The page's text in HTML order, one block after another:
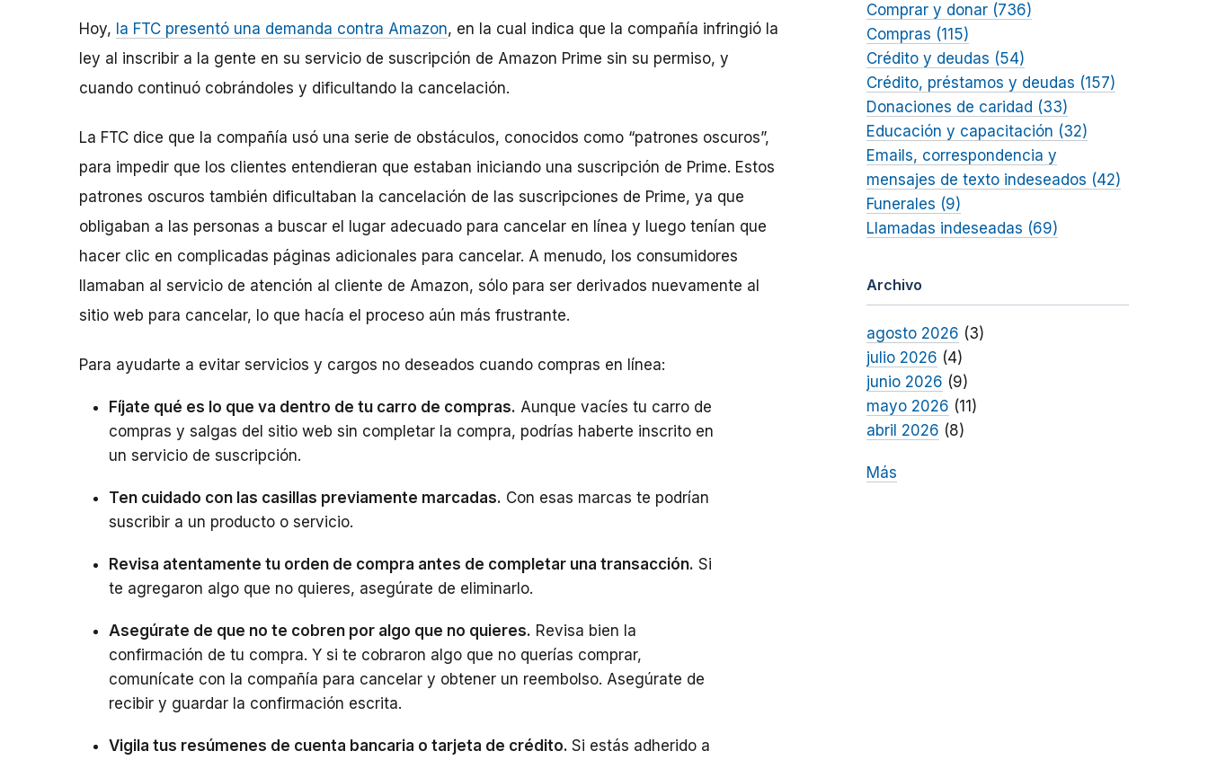
Hoy, la FTC presentó una demanda contra Amazon, en la cual indica que la compañía infringió la
ley al inscribir a la gente en su servicio de suscripción de Amazon Prime sin su permiso, y
cuando continuó cobrándoles y dificultando la cancelación.
La FTC dice que la compañía usó una serie de obstáculos, conocidos como “patrones oscuros”,
para impedir que los clientes entendieran que estaban iniciando una suscripción de Prime. Estos
patrones oscuros también dificultaban la cancelación de las suscripciones de Prime, ya que
obligaban a las personas a buscar el lugar adecuado para cancelar en línea y luego tenían que
hacer clic en complicadas páginas adicionales para cancelar. A menudo, los consumidores
llamaban al servicio de atención al cliente de Amazon, sólo para ser derivados nuevamente al
sitio web para cancelar, lo que hacía el proceso aún más frustrante.
Para ayudarte a evitar servicios y cargos no deseados cuando compras en línea:
Fíjate qué es lo que va dentro de tu carro de compras. Aunque vacíes tu carro de
compras y salgas del sitio web sin completar la compra, podrías haberte inscrito en
un servicio de suscripción.
Ten cuidado con las casillas previamente marcadas. Con esas marcas te podrían
suscribir a un producto o servicio.
Revisa atentamente tu orden de compra antes de completar una transacción. Si
te agregaron algo que no quieres, asegúrate de eliminarlo.
Asegúrate de que no te cobren por algo que no quieres. Revisa bien la
confirmación de tu compra. Y si te cobraron algo que no querías comprar,
comunícate con la compañía para cancelar y obtener un reembolso. Asegúrate de
recibir y guardar la confirmación escrita.
Vigila tus resúmenes de cuenta bancaria o tarjeta de crédito. Si estás adherido a
Comprar y donar (736)
Compras (115)
Crédito y deudas (54)
Crédito, préstamos y deudas (157)
Donaciones de caridad (33)
Educación y capacitación (32)
Emails, correspondencia y
mensajes de texto indeseados (42)
Funerales (9)
Llamadas indeseadas (69)
Archivo
agosto 2026 (3)
julio 2026 (4)
junio 2026 (9)
mayo 2026 (11)
abril 2026 (8)
Más